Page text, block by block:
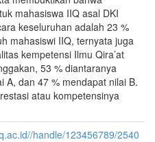
mahasiswa IIQ asal DKI
keseluruhan adalah 23 %
mahasiswi IIQ, ternyata juga
kempetensi Ilmu Qira’at
53 % diantaranya
A, dan 47 % mendapat nilai B.
atau kompetensinya
handle/123456789/2540